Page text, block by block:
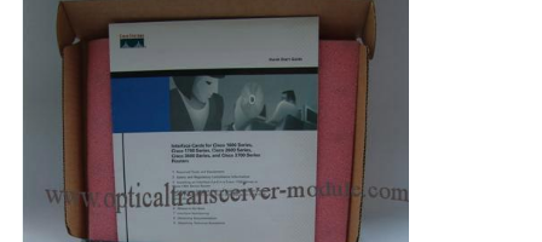
リ